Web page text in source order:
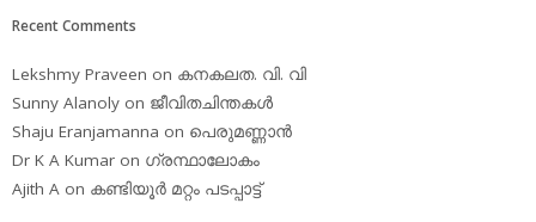
Recent Comments
Lekshmy Praveen on കനകലത. വി. വി
Sunny Alanoly on ജീവിതചിന്തകള്‍
Shaju Eranjamanna on പെരുമണ്ണാന്‍
Dr K A Kumar on ഗ്രന്ഥാലോകം
Ajith A on കണ്ടിയൂര്‍ മറ്റം പടപ്പാട്ട്‌